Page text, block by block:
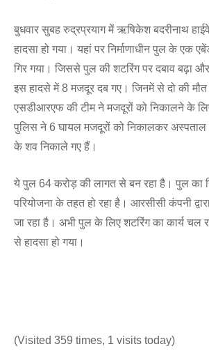
बुधवार सुबह रुद्रप्रयाग में ऋषिकेश बदरीनाथ
हादसा हो गया। यहां पर निर्माणाधीन पुल के एक
गिर गया। जिससे पुल की शटरिंग पर दबाव बढ़ा
इस हादसे में 8 मजदूर दब गए। जिनमें से दो की मौत
एसडीआरएफ की टीम ने मजदूरों को निकालने के
पुलिस ने 6 घायल मजदूरों को निकालकर अस्पताल
के शव निकाले गए हैं।
ये पुल 64 करोड़ की लागत से बन रहा है। पुल का
परियोजना के तहत हो रहा है। आरसीसी कंपनी
जा रहा है। अभी पुल के लिए शटरिंग का कार्य चल
से हादसा हो गया।
(Visited 359 times, 1 visits today)